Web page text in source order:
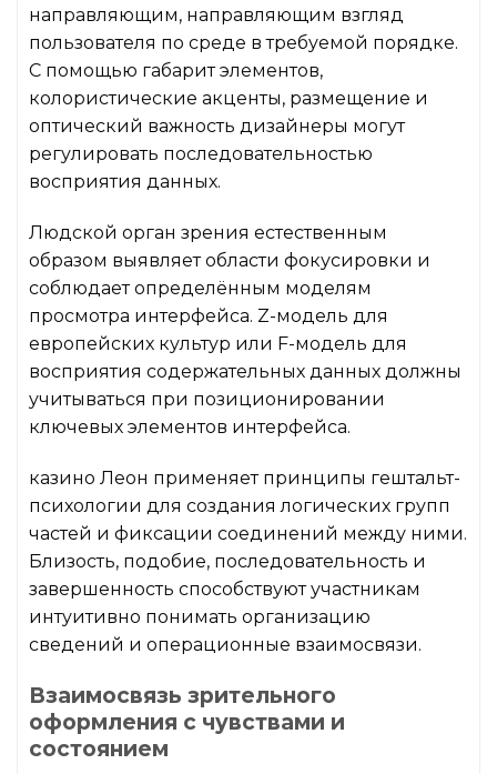
направляющим, направляющим взгляд
пользователя по среде в требуемой порядке.
С помощью габарит элементов,
колористические акценты, размещение и
оптический важность дизайнеры могут
регулировать последовательностью
восприятия данных.
Людской орган зрения естественным
образом выявляет области фокусировки и
соблюдает определённым моделям
просмотра интерфейса. Z-модель для
европейских культур или F-модель для
восприятия содержательных данных должны
учитываться при позиционировании
ключевых элементов интерфейса.
казино Леон применяет принципы гештальт-
психологии для создания логических групп
частей и фиксации соединений между ними.
Близость, подобие, последовательность и
завершенность способствуют участникам
интуитивно понимать организацию
сведений и операционные взаимосвязи.
Взаимосвязь зрительного
оформления с чувствами и
состоянием